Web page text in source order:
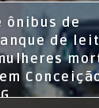
ônibus de
de